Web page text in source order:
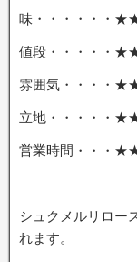
味・・・・・・
値段・・・・・
雰囲気・・・・
立地・・・・
営業時間・・・
シュクメルリロー
れます。